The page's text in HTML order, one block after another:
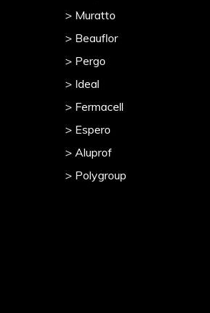
> Muratto
> Beauflor
> Pergo
> Ideal
> Fermacell
> Espero
> Aluprof
> Polygroup